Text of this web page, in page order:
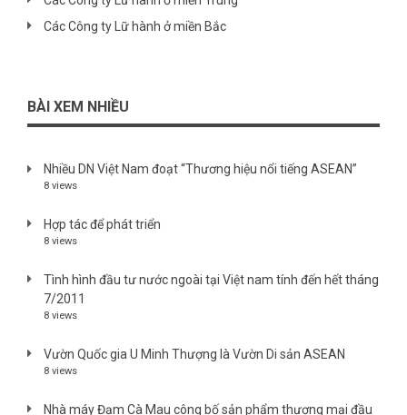
Các Công ty Lữ hành ở miền Bắc
BÀI XEM NHIỀU
Nhiều DN Việt Nam đoạt “Thương hiệu nổi tiếng ASEAN”
8 views
Hợp tác để phát triển
8 views
Tình hình đầu tư nước ngoài tại Việt nam tính đến hết tháng
7/2011
8 views
Vườn Quốc gia U Minh Thượng là Vườn Di sản ASEAN
8 views
Nhà máy Đạm Cà Mau công bố sản phẩm thương mại đầu